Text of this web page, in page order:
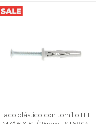
Taco plástico con tornillo HIT